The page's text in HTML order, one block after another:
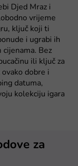
Djed Mraz i
vrijeme
ključ koji ti
i ugrabi ih
Bez
ili ključ za
dobre i
datuma,
kolekciju igara
za